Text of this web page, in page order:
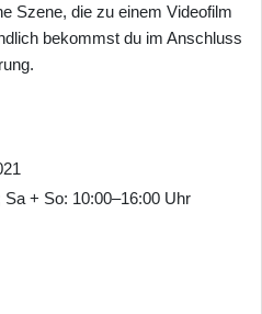
Szene, die zu einem Videofilm
bekommst du im Anschluss
Sa + So: 10:00–16:00 Uhr